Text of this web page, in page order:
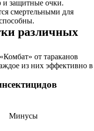
и защитные очки.
смертельными для
различных
от тараканов
из них эффективно в
Минусы